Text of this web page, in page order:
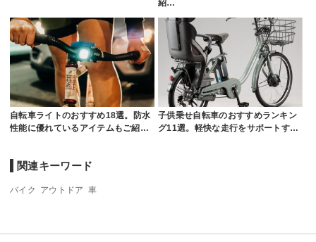
紹…
自転車ライトのおすすめ18選。防水
性能に優れているアイテムもご紹…
子供乗せ自転車のおすすめランキン
グ11選。軽快な走行をサポートす…
関連キーワード
バイク アウトドア 車